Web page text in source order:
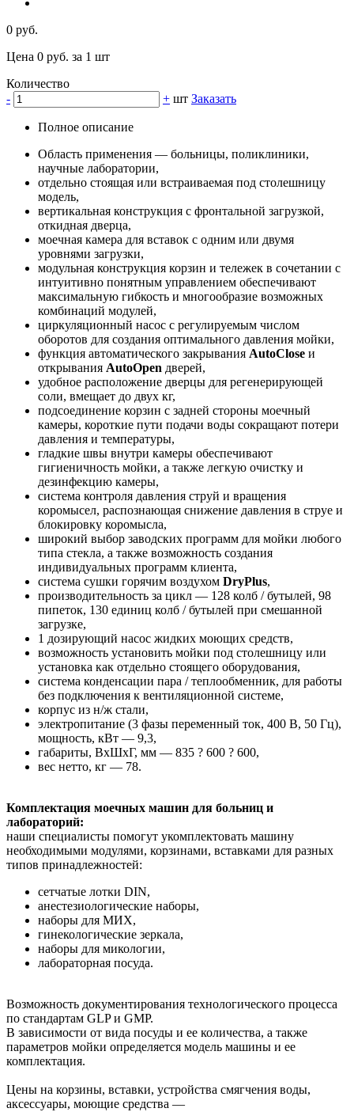
0 руб.
Цена 0 руб. за 1 шт
Количество
-
+ шт Заказать
Полное описание
Область применения — больницы, поликлиники,
научные лаборатории,
отдельно стоящая или встраиваемая под столешницу
модель,
вертикальная конструкция с фронтальной загрузкой,
откидная дверца,
моечная камера для вставок с одним или двумя
уровнями загрузки,
модульная конструкция корзин и тележек в сочетании с
интуитивно понятным управлением обеспечивают
максимальную гибкость и многообразие возможных
комбинаций модулей,
циркуляционный насос с регулируемым числом
оборотов для создания оптимального давления мойки,
функция автоматического закрывания AutoClose и
открывания AutoOpen дверей,
удобное расположение дверцы для регенерирующей
соли, вмещает до двух кг,
подсоединение корзин с задней стороны моечный
камеры, короткие пути подачи воды сокращают потери
давления и температуры,
гладкие швы внутри камеры обеспечивают
гигиеничность мойки, а также легкую очистку и
дезинфекцию камеры,
система контроля давления струй и вращения
коромысел, распознающая снижение давления в струе и
блокировку коромысла,
широкий выбор заводских программ для мойки любого
типа стекла, а также возможность создания
индивидуальных программ клиента,
система сушки горячим воздухом DryPlus,
производительность за цикл — 128 колб / бутылей, 98
пипеток, 130 единиц колб / бутылей при смешанной
загрузке,
1 дозирующий насос жидких моющих средств,
возможность установить мойки под столешницу или
установка как отдельно стоящего оборудования,
система конденсации пара / теплообменник, для работы
без подключения к вентиляционной системе,
корпус из н/ж стали,
электропитание (3 фазы переменный ток, 400 В, 50 Гц),
мощность, кВт — 9,3,
габариты, ВхШхГ, мм — 835 ? 600 ? 600,
вес нетто, кг — 78.
Комплектация моечных машин для больниц и
лабораторий:
наши специалисты помогут укомплектовать машину
необходимыми модулями, корзинами, вставками для разных
типов принадлежностей:
сетчатые лотки DIN,
анестезиологические наборы,
наборы для МИХ,
гинекологические зеркала,
наборы для микологии,
лабораторная посуда.
Возможность документирования технологического процесса
по стандартам GLP и GMP.
В зависимости от вида посуды и ее количества, а также
параметров мойки определяется модель машины и ее
комплектация.
Цены на корзины, вставки, устройства смягчения воды,
аксессуары, моющие средства —